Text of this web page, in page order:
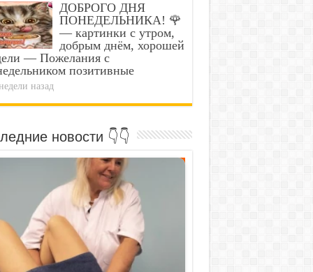
ДОБРОГО ДНЯ
ПОНЕДЕЛЬНИКА! 🌹
— картинки с утром,
добрым днём, хорошей
— Пожелания с
позитивные
назад
новости 👇👇